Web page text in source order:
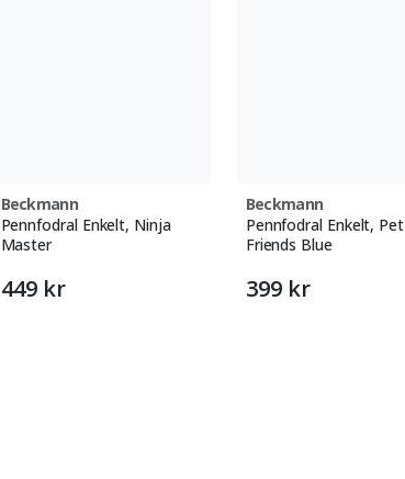
Beckmann
Pennfodral Enkelt, Ninja
Master
449 kr
Beckmann
Pennfodral Enkelt, Pet
Friends Blue
399 kr